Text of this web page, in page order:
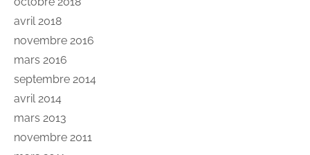
avril 2018
novembre 2016
mars 2016
septembre 2014
avril 2014
mars 2013
novembre 2011